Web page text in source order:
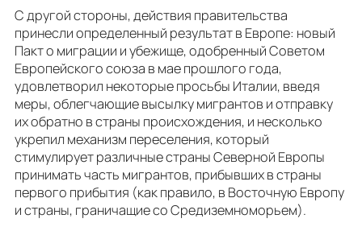
С другой стороны, действия правительства
принесли определенный результат в Европе: новый
Пакт о миграции и убежище, одобренный Советом
Европейского союза в мае прошлого года,
удовлетворил некоторые просьбы Италии, введя
меры, облегчающие высылку мигрантов и отправку
их обратно в страны происхождения, и несколько
укрепил механизм переселения, который
стимулирует различные страны Северной Европы
принимать часть мигрантов, прибывших в страны
первого прибытия (как правило, в Восточную Европу
и страны, граничащие со Средиземноморьем).